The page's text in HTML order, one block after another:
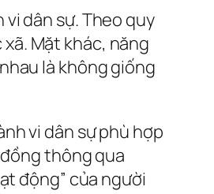
dân sự. Theo quy
Mặt khác, năng
là không giống
vi dân sự phù hợp
thông qua
động” của người